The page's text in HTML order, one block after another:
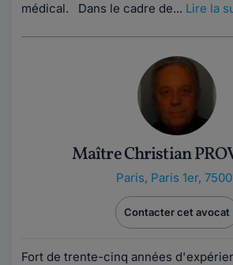
médical. Dans le cadre de... Lire la
Maître Christian
Paris, Paris 1er,
Contacter cet avocat
Fort de trente-cinq années